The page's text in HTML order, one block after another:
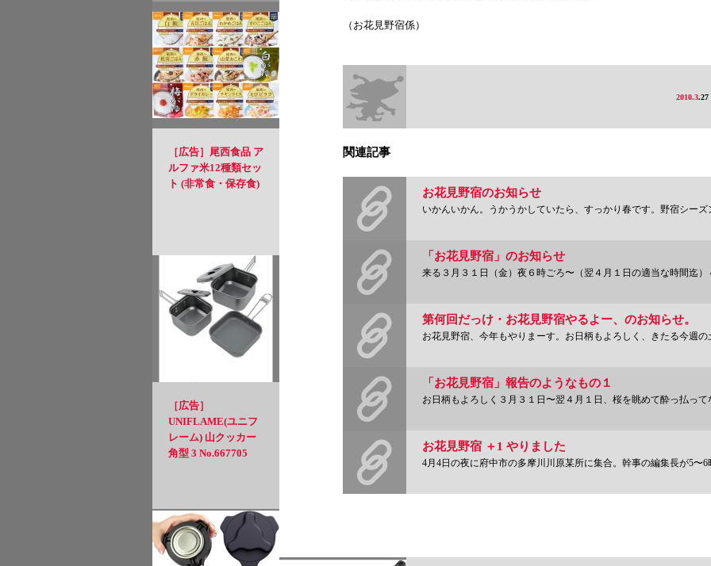
［広告］尾西食品 ア
ルファ米12種類セッ
ト (非常食・保存食)
［広告］
UNIFLAME(ユニフ
レーム) 山クッカー
角型 3 No.667705
（お花見野宿係）
2010.3.27
関連記事
お花見野宿のお知らせ
いかんいかん。うかうかしていたら、すっかり春です。野宿シーズンです。桜が満開で
「お花見野宿」のお知らせ
来る３月３１日（金）夜６時ごろ〜（翌４月１日の適当な時間迄）４号完成を祝ったり祝わ
第何回だっけ・お花見野宿やるよー、のお知らせ。
お花見野宿、今年もやりまーす。お日柄もよろしく、きたる今週の土曜日夕方５時
「お花見野宿」報告のようなもの１
お日柄もよろしく３月３１日〜翌４月１日、桜を眺めて酔っ払ってなんか燃やして寝るという
お花見野宿 ＋1 やりました
4月4日の夜に府中市の多摩川川原某所に集合。幹事の編集長が5〜6時に始めますと書い